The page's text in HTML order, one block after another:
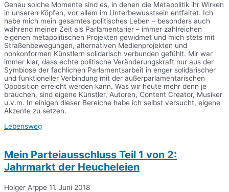
Genau solche Momente sind es, in denen die Metapolitik ihr Wirken
in unseren Köpfen, vor allem im Unterbewusstsein entfaltet. Ich
habe mich mein gesamtes politisches Leben – besonders auch
während meiner Zeit als Parlamentarier – immer zahlreichen
eigenen metapolitischen Projekten gewidmet und mich stets mit
Straßenbewegungen, alternativen Medienprojekten und
nonkonformen Künstlern solidarisch verbunden gefühlt. Mir war
immer klar, dass echte politische Veränderungskraft nur aus der
Symbiose der fachlichen Parlamentsarbeit in enger solidarischer
und funktioneller Verbindung mit der außerparlamentarischen
Opposition erreicht werden kann. Was wir heute mehr denn je
brauchen, sind eigene Künstler, Autoren, Content Creator, Musiker
u.v.m. In einigen dieser Bereiche habe ich selbst versucht, eigene
Akzente zu setzen.
Lebensweg
Mein Parteiausschluss Teil 1 von 2:
Jahrmarkt der Heucheleien
Holger Arppe 11. Juni 2018